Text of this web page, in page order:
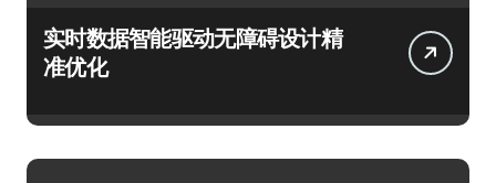
实时数据智能驱动无障碍设计精
准优化